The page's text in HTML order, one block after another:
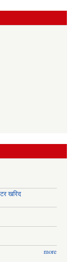
खरिद
more